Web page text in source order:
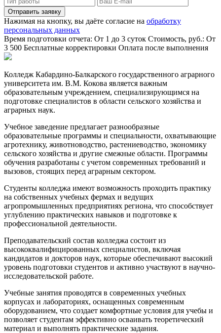
Отправить заявку
Нажимая на кнопку, вы даёте согласие на обработку
персональных данных
Время подготовки отчета: От 1 до 3 суток Стоимость, руб.: От
3 500 Бесплатные корректировки Оплата после выполнения
Колледж Кабардино-Балкарского государственного аграрного
университета им. В.М. Кокова является важным
образовательным учреждением, специализирующимся на
подготовке специалистов в области сельского хозяйства и
аграрных наук.
Учебное заведение предлагает разнообразные
образовательные программы и специальности, охватывающие
агротехнику, животноводство, растениеводство, экономику
сельского хозяйства и другие смежные области. Программы
обучения разработаны с учетом современных требований и
вызовов, стоящих перед аграрным сектором.
Студенты колледжа имеют возможность проходить практику
на собственных учебных фермах и ведущих
агропромышленных предприятиях региона, что способствует
углублению практических навыков и подготовке к
профессиональной деятельности.
Преподавательский состав колледжа состоит из
высококвалифицированных специалистов, включая
кандидатов и докторов наук, которые обеспечивают высокий
уровень подготовки студентов и активно участвуют в научно-
исследовательской работе.
Учебные занятия проводятся в современных учебных
корпусах и лабораториях, оснащенных современным
оборудованием, что создает комфортные условия для учебы и
позволяет студентам эффективно осваивать теоретический
материал и выполнять практические задания.